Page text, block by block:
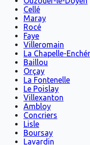
Cellé
Maray
Rocé
Faye
Villeromain
La Chapelle-
Baillou
Orçay
La Fontenelle
Le Poislay
Villexanton
Ambloy
Concriers
Lisle
Boursay
Lavardin